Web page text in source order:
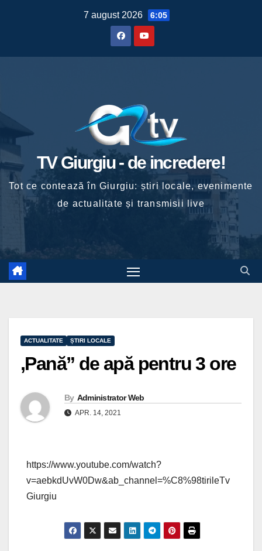
7 august 2026 6:05
TV Giurgiu - de incredere!
Tot ce contează în Giurgiu: știri locale, evenimente
de actualitate și transmisii live
ACTUALITATE ȘTIRI LOCALE
,Pană” de apă pentru 3 ore
By Administrator Web
APR. 14, 2021
https://www.youtube.com/watch?
v=aebkdUvW0Dw&ab_channel=%C8%98tirileTv
Giurgiu